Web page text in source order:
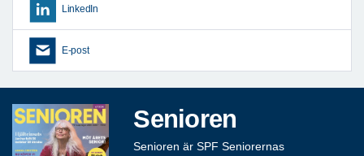
LinkedIn
E-post
Senioren
Senioren är SPF Seniorernas